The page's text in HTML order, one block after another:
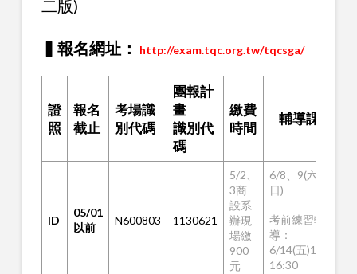
二版)
▍報名網址： http://exam.tqc.org.tw/tqcsga/
證
照
報名
截止
考場識
別代碼
團報計
畫
識別代
碼
繳費
時間
輔導課程
ID
05/01
以前
N600803 1130621
5/2、
3商
設系
辦現
場繳
900
元
6/8、9(六、
日)
考前練習輔
導：
6/14(五)12:30-
16:30